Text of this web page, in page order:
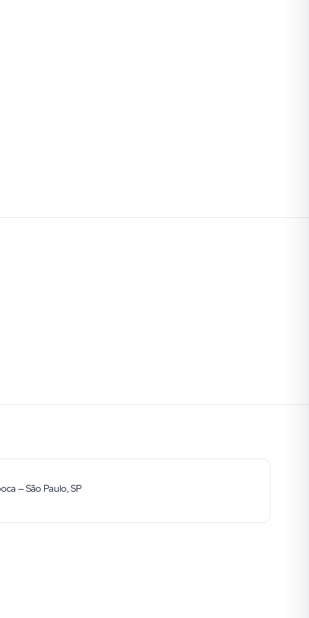
— São Paulo, SP